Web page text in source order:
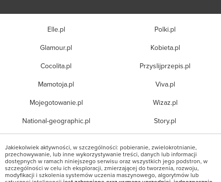
Elle.pl
Glamour.pl
Cocolita.pl
Mamotoja.pl
Mojegotowanie.pl
National-geographic.pl
Polki.pl
Kobieta.pl
Przyslijprzepis.pl
Viva.pl
Wizaz.pl
Story.pl
Jakiekolwiek aktywności, w szczególności: pobieranie, zwielokrotnianie,
przechowywanie, lub inne wykorzystywanie treści, danych lub informacji
dostępnych w ramach niniejszego serwisu oraz wszystkich jego podstron, w
szczególności w celu ich eksploracji, zmierzającej do tworzenia, rozwoju,
modyfikacji i szkolenia systemów uczenia maszynowego, algorytmów lub